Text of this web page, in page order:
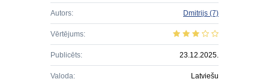
Autors: Dmitrijs (7)
Vērtējums:
Publicēts: 23.12.2025.
Valoda: Latviešu